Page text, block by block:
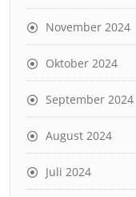
November 2024
Oktober 2024
September 2024
August 2024
Juli 2024